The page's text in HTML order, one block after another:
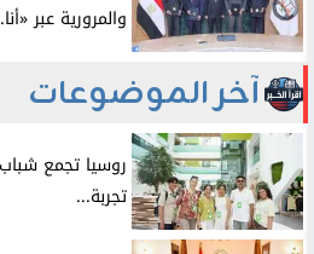
والمرورية عبر
آخر الموضوعات
تجربة...